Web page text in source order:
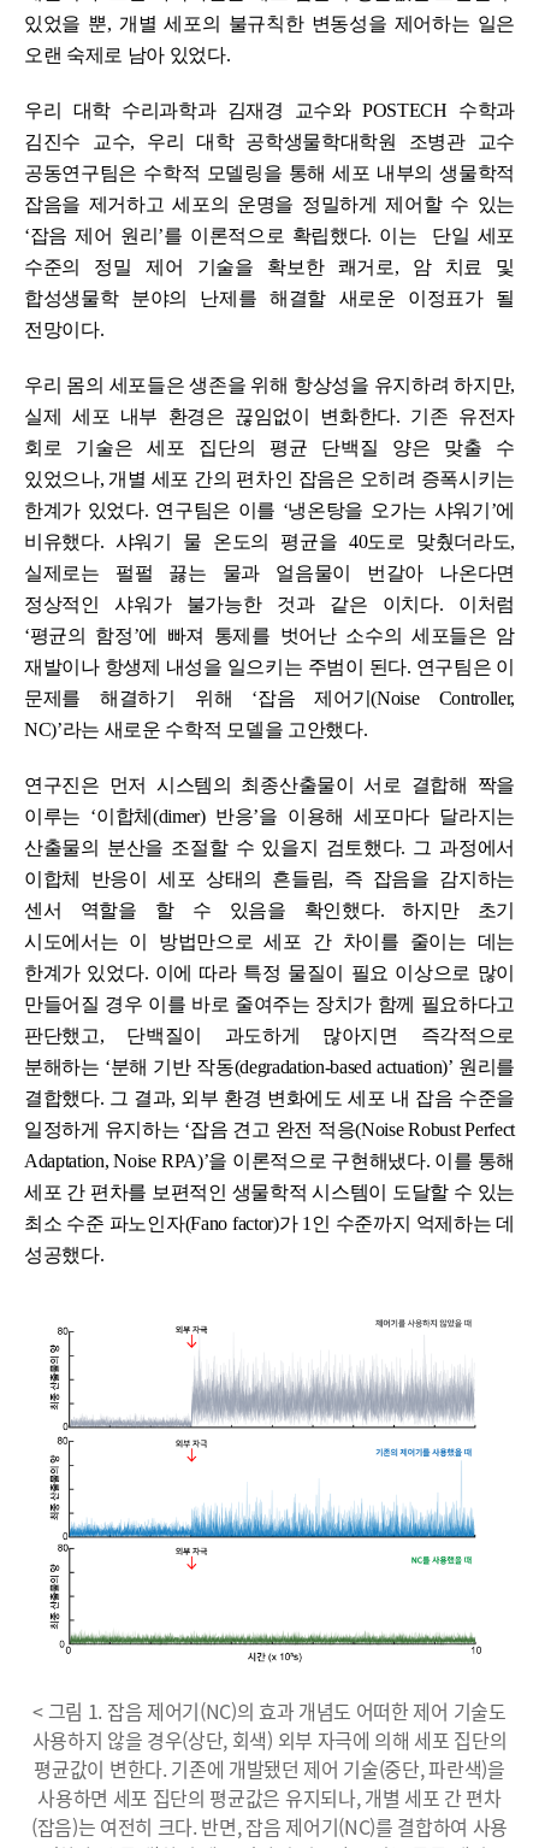
있었을 뿐, 개별 세포의 불규칙한 변동성을 제어하는 일은
오랜 숙제로 남아 있었다.
우리 대학 수리과학과 김재경 교수와 POSTECH 수학과
김진수 교수, 우리 대학 공학생물학대학원 조병관 교수
공동연구팀은 수학적 모델링을 통해 세포 내부의 생물학적
잡음을 제거하고 세포의 운명을 정밀하게 제어할 수 있는
‘잡음 제어 원리’를 이론적으로 확립했다. 이는 단일 세포
수준의 정밀 제어 기술을 확보한 쾌거로, 암 치료 및
합성생물학 분야의 난제를 해결할 새로운 이정표가 될
전망이다.
우리 몸의 세포들은 생존을 위해 항상성을 유지하려 하지만,
실제 세포 내부 환경은 끊임없이 변화한다. 기존 유전자
회로 기술은 세포 집단의 평균 단백질 양은 맞출 수
있었으나, 개별 세포 간의 편차인 잡음은 오히려 증폭시키는
한계가 있었다. 연구팀은 이를 ‘냉온탕을 오가는 샤워기’에
비유했다. 샤워기 물 온도의 평균을 40도로 맞췄더라도,
실제로는 펄펄 끓는 물과 얼음물이 번갈아 나온다면
정상적인 샤워가 불가능한 것과 같은 이치다. 이처럼
‘평균의 함정’에 빠져 통제를 벗어난 소수의 세포들은 암
재발이나 항생제 내성을 일으키는 주범이 된다. 연구팀은 이
문제를 해결하기 위해 ‘잡음 제어기(Noise Controller,
NC)’라는 새로운 수학적 모델을 고안했다.
연구진은 먼저 시스템의 최종산출물이 서로 결합해 짝을
이루는 ‘이합체(dimer) 반응’을 이용해 세포마다 달라지는
산출물의 분산을 조절할 수 있을지 검토했다. 그 과정에서
이합체 반응이 세포 상태의 흔들림, 즉 잡음을 감지하는
센서 역할을 할 수 있음을 확인했다. 하지만 초기
시도에서는 이 방법만으로 세포 간 차이를 줄이는 데는
한계가 있었다. 이에 따라 특정 물질이 필요 이상으로 많이
만들어질 경우 이를 바로 줄여주는 장치가 함께 필요하다고
판단했고, 단백질이 과도하게 많아지면 즉각적으로
분해하는 ‘분해 기반 작동(degradation-based actuation)’ 원리를
결합했다. 그 결과, 외부 환경 변화에도 세포 내 잡음 수준을
일정하게 유지하는 ‘잡음 견고 완전 적응(Noise Robust Perfect
Adaptation, Noise RPA)’을 이론적으로 구현해냈다. 이를 통해
세포 간 편차를 보편적인 생물학적 시스템이 도달할 수 있는
최소 수준 파노인자(Fano factor)가 1인 수준까지 억제하는 데
성공했다.
< 그림 1. 잡음 제어기(NC)의 효과 개념도 어떠한 제어 기술도
사용하지 않을 경우(상단, 회색) 외부 자극에 의해 세포 집단의
평균값이 변한다. 기존에 개발됐던 제어 기술(중단, 파란색)을
사용하면 세포 집단의 평균값은 유지되나, 개별 세포 간 편차
(잡음)는 여전히 크다. 반면, 잡음 제어기(NC)를 결합하여 사용